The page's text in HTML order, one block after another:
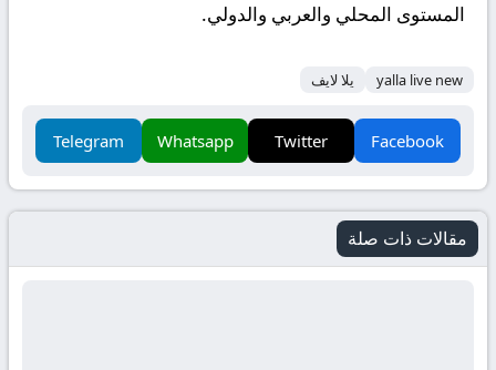
المستوى المحلي والعربي والدولي.
yalla live new يلا لايف
Facebook
Twitter
Whatsapp
Telegram
مقالات ذات صلة